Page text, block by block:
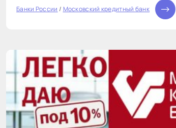
долгового капитала является одним из
приоритетных направлений банка. В 2018
Банки России / Московский кредитный банк